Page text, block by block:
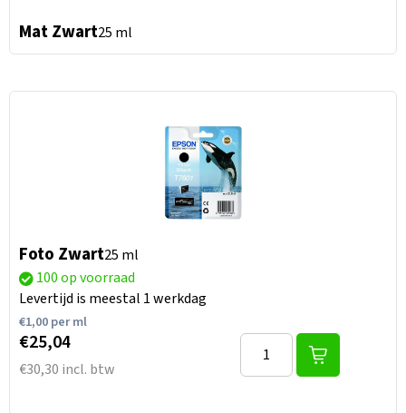
Mat Zwart25 ml
Foto Zwart25 ml
100 op voorraad
Levertijd is meestal 1 werkdag
€1,00per ml
€25,04
€30,30 incl. btw